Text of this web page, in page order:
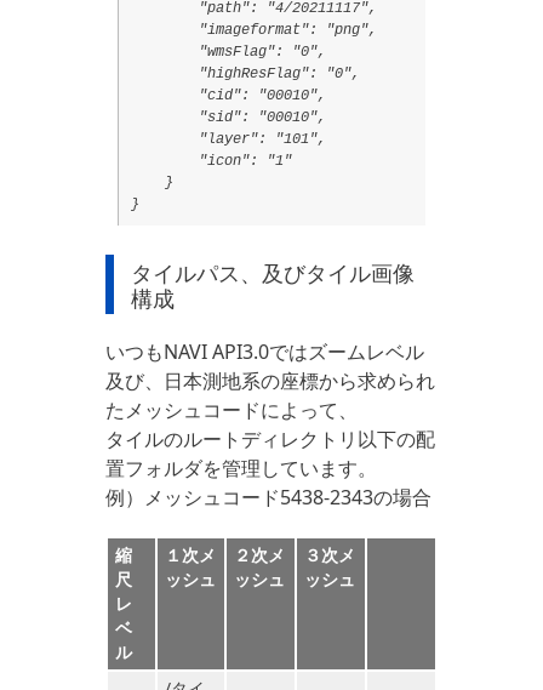
        "path": "4/20211117",
        "imageformat": "png",
        "wmsFlag": "0",
        "highResFlag": "0",
        "cid": "00010",
        "sid": "00010",
        "layer": "101",
        "icon": "1"
    }
タイルパス、及びタイル画像
構成
いつもNAVI API3.0ではズームレベル
及び、日本測地系の座標から求められ
たメッシュコードによって、
タイルのルートディレクトリ以下の配
置フォルダを管理しています。
例）メッシュコード5438-2343の場合
縮
尺
レ
ベ
ル
１次メ
ッシュ
２次メ
ッシュ
３次メ
ッシュ